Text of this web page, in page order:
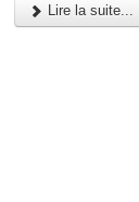
Lire la suite...